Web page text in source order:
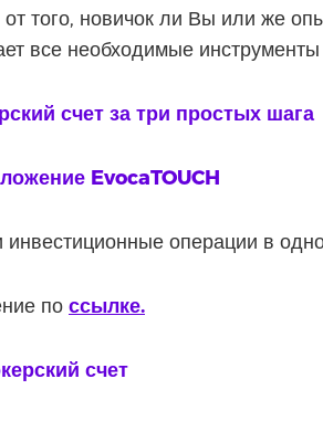
того, новичок ли Вы или же
все необходимые
счет за три простых шага
EvocaTOUCH
инвестиционные операции в
по ссылке.
счет